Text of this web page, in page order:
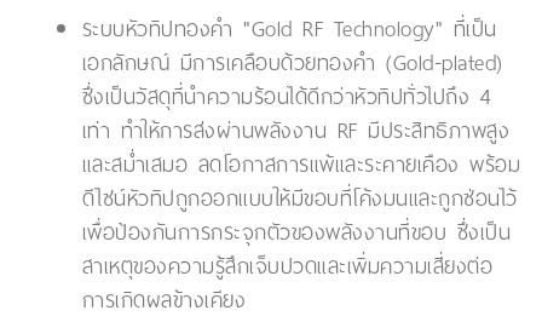
ระบบหัวทิปทองคำ "Gold RF Technology" ที่เป็น
เอกลักษณ์ มีการเคลือบด้วยทองคำ (Gold-plated)
ซึ่งเป็นวัสดุที่นำความร้อนได้ดีกว่าหัวทิปทั่วไปถึง 4
เท่า ทำให้การส่งผ่านพลังงาน RF มีประสิทธิภาพสูง
และสม่ำเสมอ ลดโอกาสการแพ้และระคายเคือง พร้อม
ดีไซน์หัวทิปถูกออกแบบให้มีขอบที่โค้งมนและถูกซ่อนไว้
เพื่อป้องกันการกระจุกตัวของพลังงานที่ขอบ ซึ่งเป็น
สาเหตุของความรู้สึกเจ็บปวดและเพิ่มความเสี่ยงต่อ
การเกิดผลข้างเคียง